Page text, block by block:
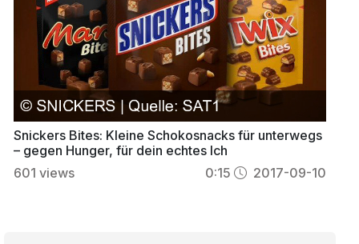
Snickers Bites: Kleine Schokosnacks für unterwegs
– gegen Hunger, für dein echtes Ich
601 views 0:15 2017-09-10